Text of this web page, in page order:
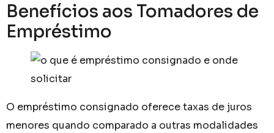
Benefícios aos Tomadores de
Empréstimo
O empréstimo consignado oferece taxas de juros
menores quando comparado a outras modalidades